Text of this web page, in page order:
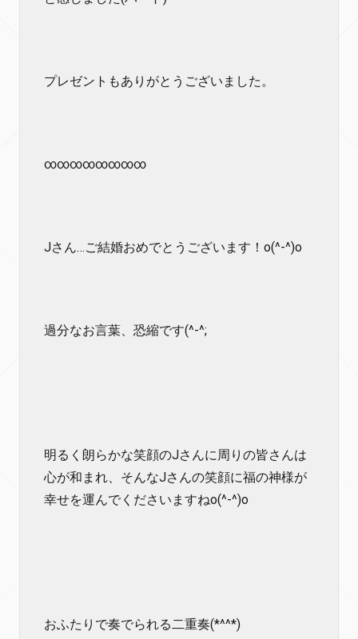
プレゼントもありがとうございました。
∞∞∞∞∞∞∞∞
Jさん…ご結婚おめでとうございます！o(^-^)o
過分なお言葉、恐縮です(^-^;
明るく朗らかな笑顔のJさんに周りの皆さんは
心が和まれ、そんなJさんの笑顔に福の神様が
幸せを運んでくださいますねo(^-^)o
おふたりで奏でられる二重奏(*^^*)